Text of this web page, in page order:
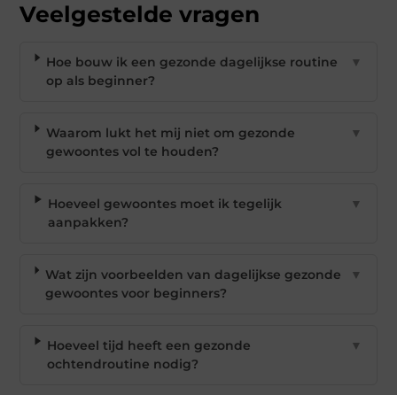
Veelgestelde vragen
Hoe bouw ik een gezonde dagelijkse routine
op als beginner?
▼
Waarom lukt het mij niet om gezonde
gewoontes vol te houden?
▼
Hoeveel gewoontes moet ik tegelijk
aanpakken?
▼
Wat zijn voorbeelden van dagelijkse gezonde
gewoontes voor beginners?
▼
Hoeveel tijd heeft een gezonde
ochtendroutine nodig?
▼